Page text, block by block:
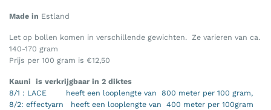
Made in Estland
Let op bollen komen in verschillende gewichten. Ze varieren van ca.
140-170 gram
Prijs per 100 gram is €12,50
Kauni is verkrijgbaar in 2 diktes
8/1 : LACE heeft een looplengte van 800 meter per 100 gram,
8/2: effectyarn heeft een looplengte van 400 meter per 100gram